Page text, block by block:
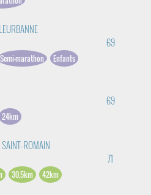
69
Semi-marathon Enfants
69
24km
ROMAIN
71
30,5km 42km